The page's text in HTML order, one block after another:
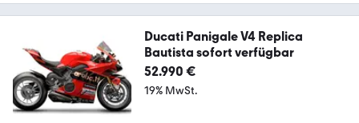
Ducati Panigale V4 Replica
Bautista sofort verfügbar
52.990 €
19% MwSt.